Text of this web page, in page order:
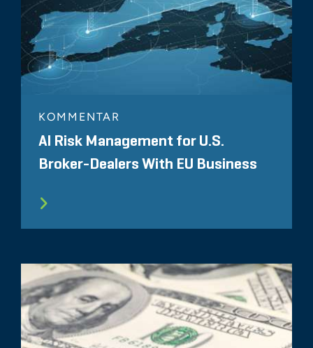
KOMMENTAR
AI Risk Management for U.S.
Broker-Dealers With EU Business